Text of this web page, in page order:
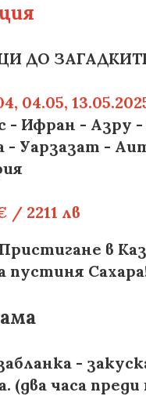
В
04.05,
Ифран - Азру -
- Уарзазат -
/ 2211 лв
в
пустиня
- закуска,
часа